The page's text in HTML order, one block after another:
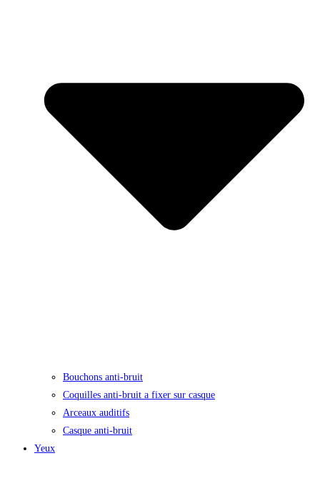
Bouchons anti-bruit
Coquilles anti-bruit a fixer sur casque
Arceaux auditifs
Casque anti-bruit
Yeux